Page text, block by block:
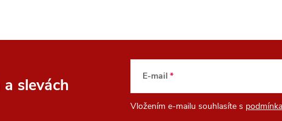
a slevách E-mail
Vložením e-mailu souhlasíte s